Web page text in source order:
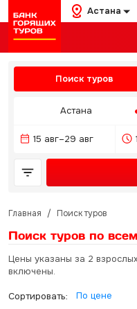
Астана
Поиск туров
Астана
15 авг–29 авг
Главная / Поиск туров
Поиск туров по
Цены указаны за 2
включены.
Сортировать: По цене